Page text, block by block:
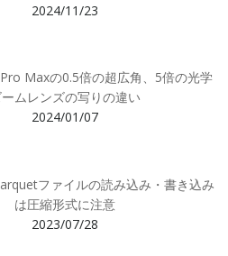
2024/11/23
Pro Maxの0.5倍の超広角、5倍の光学
ームレンズの写りの違い
2024/01/07
ファイルの読み込み・書き込み
は圧縮形式に注意
2023/07/28